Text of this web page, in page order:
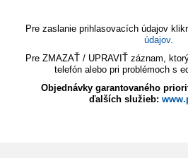
Pre zaslanie prihlasovacích údajov
údajov.
Pre ZMAZAŤ / UPRAVIŤ záznam,
telefón alebo pri problémoch s
Objednávky garantovaného
ďalších služieb: